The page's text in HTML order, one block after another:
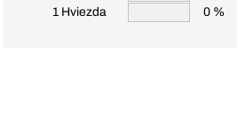
1 Hviezda
0 %